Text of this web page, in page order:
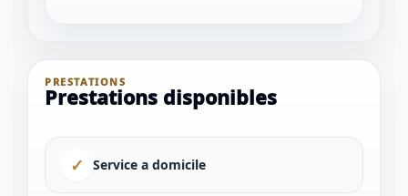
PRESTATIONS
Prestations disponibles
✓ Service a domicile